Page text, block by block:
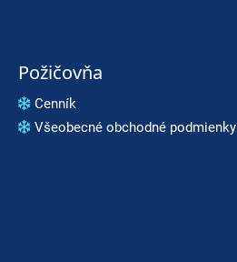
Požičovňa
Cenník
Všeobecné obchodné podmienky